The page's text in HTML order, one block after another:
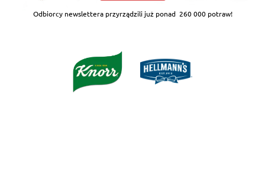
Odbiorcy newslettera przyrządzili już ponad 260 000 potraw!